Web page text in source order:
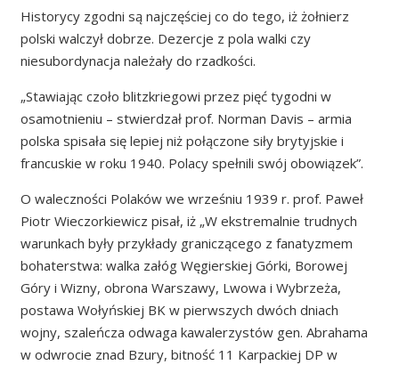
Historycy zgodni są najczęściej co do tego, iż żołnierz
polski walczył dobrze. Dezercje z pola walki czy
niesubordynacja należały do rzadkości.
„Stawiając czoło blitzkriegowi przez pięć tygodni w
osamotnieniu – stwierdzał prof. Norman Davis – armia
polska spisała się lepiej niż połączone siły brytyjskie i
francuskie w roku 1940. Polacy spełnili swój obowiązek”.
O waleczności Polaków we wrześniu 1939 r. prof. Paweł
Piotr Wieczorkiewicz pisał, iż „W ekstremalnie trudnych
warunkach były przykłady graniczącego z fanatyzmem
bohaterstwa: walka załóg Węgierskiej Górki, Borowej
Góry i Wizny, obrona Warszawy, Lwowa i Wybrzeża,
postawa Wołyńskiej BK w pierwszych dwóch dniach
wojny, szaleńcza odwaga kawalerzystów gen. Abrahama
w odwrocie znad Bzury, bitność 11 Karpackiej DP w